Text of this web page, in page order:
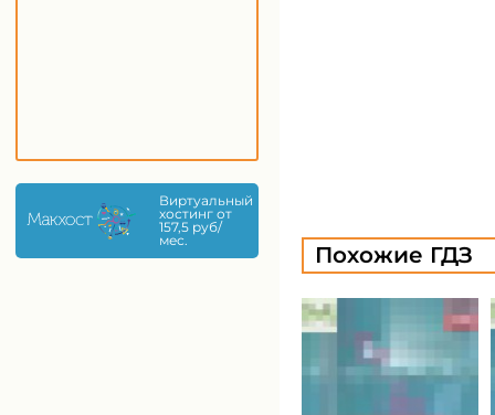
Виртуальный
хостинг от
157,5 руб/
мес.
Похожие ГДЗ